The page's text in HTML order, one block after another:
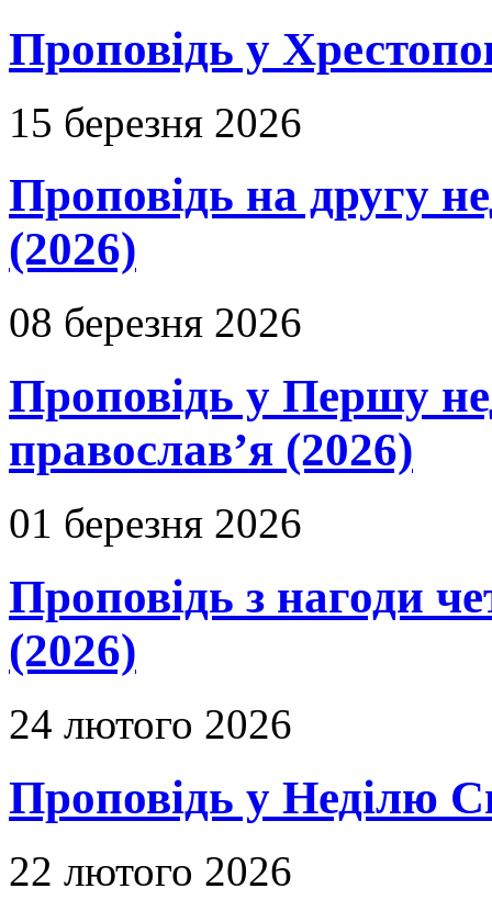
Проповідь у
15 березня 2026
Проповідь на другу
(2026)
08 березня 2026
Проповідь у Першу
православ’я (2026)
01 березня 2026
Проповідь з нагоди
(2026)
24 лютого 2026
Проповідь у Неділю
22 лютого 2026